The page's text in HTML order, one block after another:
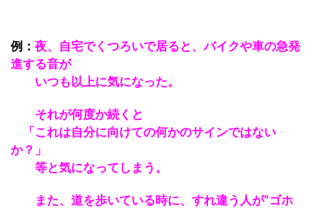
例： 夜、自宅でくつろいで居ると、バイクや車の急発
進する音が
いつも以上に気になった。
それが何度か続くと
「これは自分に向けての何かのサインではない
か？」
等と気になってしまう。
また、道を歩いている時に、すれ違う人が”ゴホ